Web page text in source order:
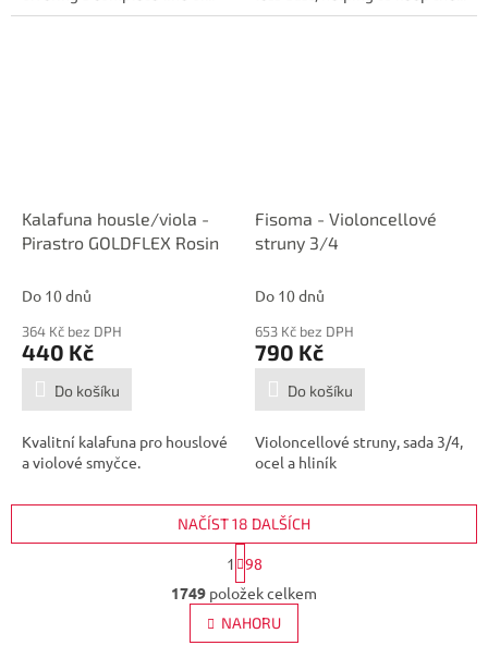
Kalafuna housle/viola -
Pirastro GOLDFLEX Rosin
Do 10 dnů
364 Kč bez DPH
440 Kč
Do košíku
Kvalitní kalafuna pro houslové
a violové smyčce.
Fisoma - Violoncellové
struny 3/4
Do 10 dnů
653 Kč bez DPH
790 Kč
Do košíku
Violoncellové struny, sada 3/4,
ocel a hliník
O
v
l
á
NAČÍST 18 DALŠÍCH
t
r
á
n
k
1
98
1749 položek celkem
NAHORU